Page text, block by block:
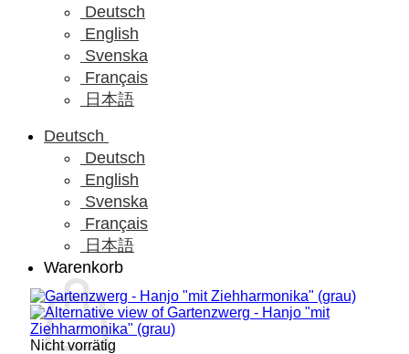
Deutsch
English
Svenska
Français
日本語
Deutsch
Deutsch
English
Svenska
Français
日本語
Warenkorb
Nicht vorrätig